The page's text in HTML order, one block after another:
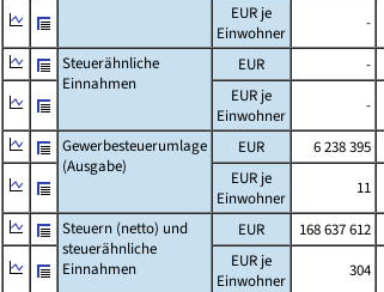
EUR je
Einwohner
-
Steuerähnliche
Einnahmen
EUR -
EUR je
Einwohner
-
Gewerbesteuerumlage
(Ausgabe)
EUR 6 238 395
EUR je
Einwohner
11
Steuern (netto) und
steuerähnliche
Einnahmen
EUR 168 637 612
EUR je
Einwohner
304